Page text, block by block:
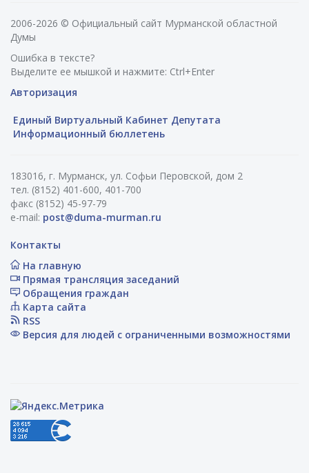
2006-2026 © Официальный сайт Мурманской областной
Думы
Ошибка в тексте?
Выделите ее мышкой и нажмите: Ctrl+Enter
Авторизация
Единый Виртуальный Кабинет Депутата
Информационный бюллетень
183016, г. Мурманск, ул. Софьи Перовской, дом 2
тел. (8152) 401-600, 401-700
факс (8152) 45-97-79
e-mail: post@duma-murman.ru
Контакты
На главную
Прямая трансляция заседаний
Обращения граждан
Карта сайта
RSS
Версия для людей с ограниченными возможностями